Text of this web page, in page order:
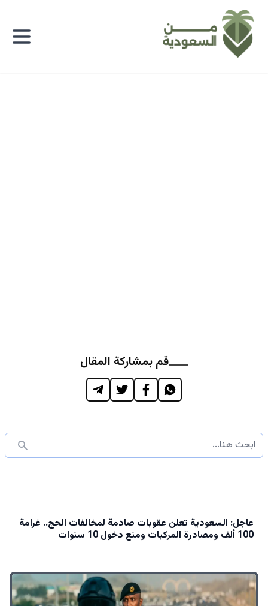
قم بمشاركة المقال
عاجل: السعودية تعلن عقوبات صادمة لمخالفات الحج.. غرامة
100 ألف ومصادرة المركبات ومنع دخول 10 سنوات